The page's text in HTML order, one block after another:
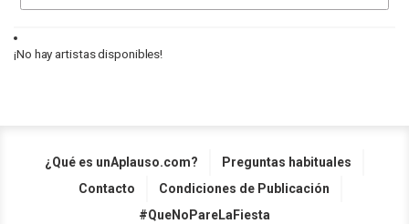
¡No hay artistas disponibles!
¿Qué es unAplauso.com?
Preguntas habituales
Contacto
Condiciones de Publicación
#QueNoPareLaFiesta